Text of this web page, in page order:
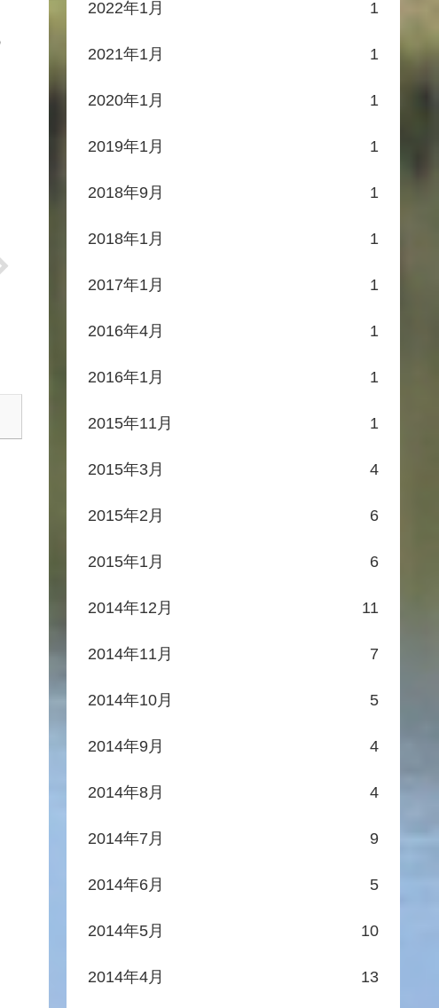
2022年1月 1
2021年1月 1
2020年1月 1
2019年1月 1
2018年9月 1
2018年1月 1
2017年1月 1
2016年4月 1
2016年1月 1
2015年11月 1
2015年3月 4
2015年2月 6
2015年1月 6
2014年12月 11
2014年11月 7
2014年10月 5
2014年9月 4
2014年8月 4
2014年7月 9
2014年6月 5
2014年5月 10
2014年4月 13